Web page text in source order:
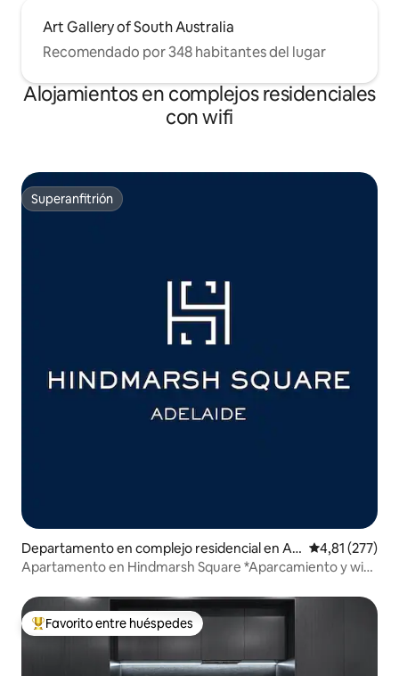
Art Gallery of South Australia
Recomendado por 348 habitantes del lugar
Alojamientos en complejos residenciales
con wifi
Superanfitrión
Superanfitrión
Departamento en complejo residencial en Ad
elaide
Calificación
4,81 (277)
Apartamento en Hindmarsh Square *Aparcamiento y wifi
Favorito entre los huéspedes más destacados
Favorito entre huéspedes